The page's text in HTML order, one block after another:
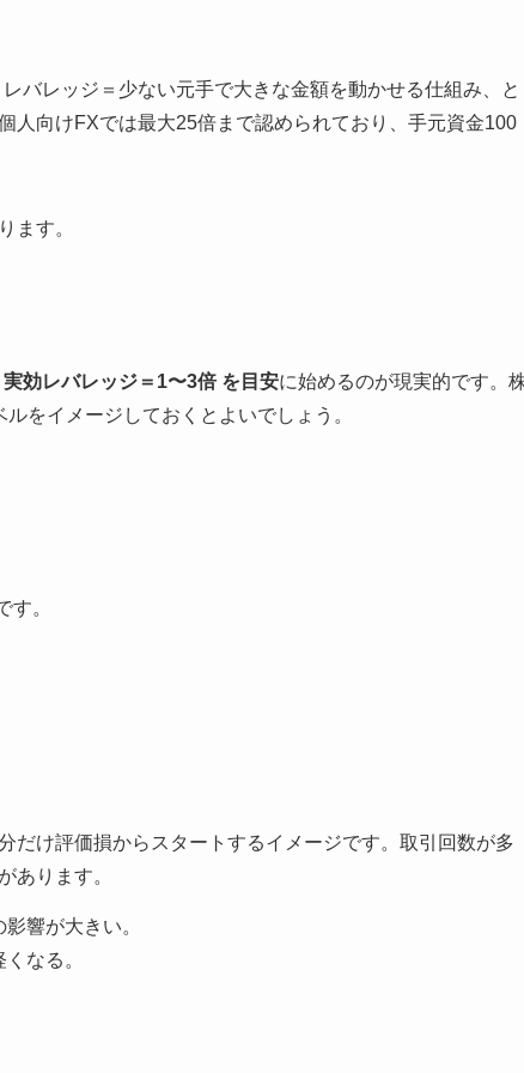
バレッジ＝少ない元手で大きな金額を動かせる仕組み、と
人向けFXでは最大25倍まで認められており、手元資金100
ます。
実効レバレッジ＝1〜3倍 を目安に始めるのが現実的です。
をイメージしておくとよいでしょう。
す。
だけ評価損からスタートするイメージです。取引回数が多
あります。
響が大きい。
なる。